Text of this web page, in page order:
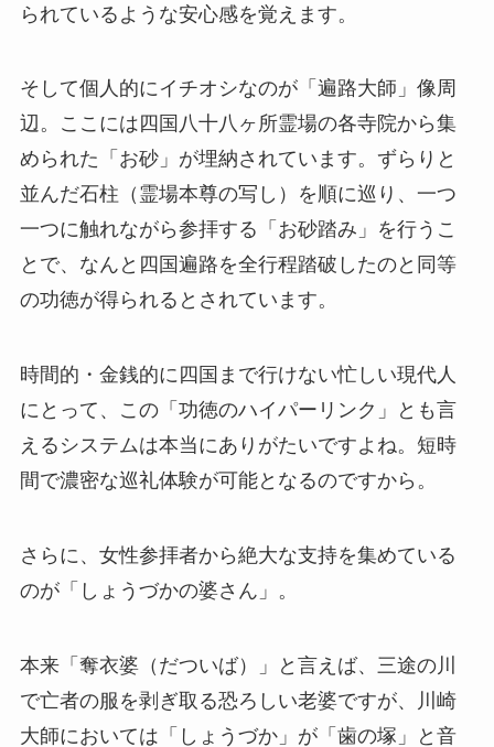
られているような安心感を覚えます。
そして個人的にイチオシなのが「遍路大師」像周
辺。ここには四国八十八ヶ所霊場の各寺院から集
められた「お砂」が埋納されています。ずらりと
並んだ石柱（霊場本尊の写し）を順に巡り、一つ
一つに触れながら参拝する「お砂踏み」を行うこ
とで、なんと四国遍路を全行程踏破したのと同等
の功徳が得られるとされています。
時間的・金銭的に四国まで行けない忙しい現代人
にとって、この「功徳のハイパーリンク」とも言
えるシステムは本当にありがたいですよね。短時
間で濃密な巡礼体験が可能となるのですから。
さらに、女性参拝者から絶大な支持を集めている
のが「しょうづかの婆さん」。
本来「奪衣婆（だついば）」と言えば、三途の川
で亡者の服を剥ぎ取る恐ろしい老婆ですが、川崎
大師においては「しょうづか」が「歯の塚」と音